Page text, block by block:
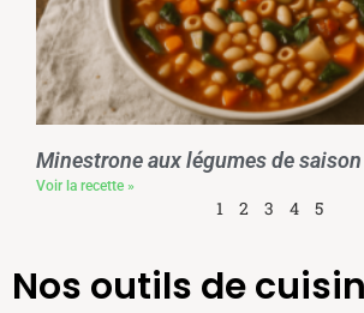
Minestrone aux légumes de saison
Voir la recette »
1 2 3 4 5
Nos outils de